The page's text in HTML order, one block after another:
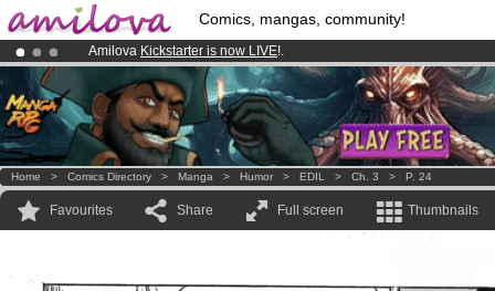
Comics, mangas, community!
Amilova Kickstarter is now LIVE!.
Premium membership from3.95 eurosper month !Get membership
Already 100000membersand 1000 comics & mangas!.
Home > Comics Directory > Manga > Humor > EDIL > Ch. 3 > P. 24
Favourites Share Full screen Thumbnails